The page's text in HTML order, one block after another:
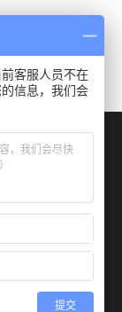
客服人员不在
信息，我们会
提交